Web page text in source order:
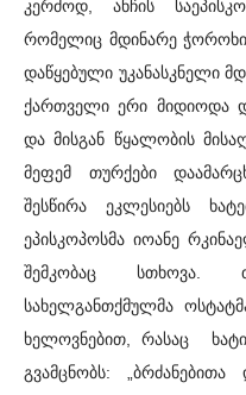
კერძოდ, ანჩის
რომელიც მდინარე
დაწყებული უკანასკნელი
ქართველი ერი მიდიოდა
და მისგან წყალობის
მეფემ თურქები
შესწირა ეკლესიებს
ეპისკოპოსმა იოანე
შემკობაც სთხოვა.
სახელგანთქმულმა
ხელოვნებით, რასაც
გვამცნობს: